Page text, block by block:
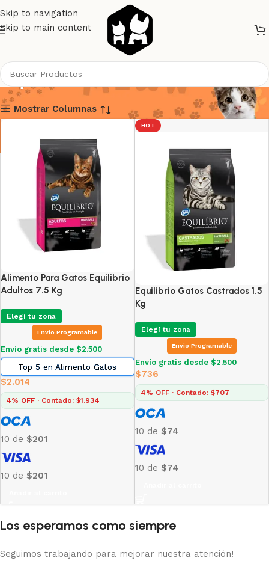
Skip to navigation
Skip to main content
Equilibrio Gatos
Mostrar Columnas
Alimento Para Gatos Equilibrio
Adultos 7.5 Kg
Elegí tu zona
Envio Programable
Envío gratis desde $2.500
Top 5 en Alimento Gatos
$2.014
4% OFF · Contado: $1.934
10 de $201
10 de $201
HOT
Equilibrio Gatos Castrados 1.5
Kg
Elegí tu zona
Envio Programable
Envío gratis desde $2.500
$736
4% OFF · Contado: $707
10 de $74
10 de $74
Los esperamos como siempre
Seguimos trabajando para mejorar nuestra atención!